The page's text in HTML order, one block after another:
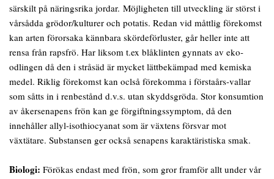
särskilt på näringsrika jordar. Möjligheten till utveckling är störst i
vårsådda grödor/kulturer och potatis. Redan vid måttlig förekomst
kan arten förorsaka kännbara skördeförluster, går heller inte att
rensa från rapsfrö. Har liksom t.ex blåklinten gynnats av eko-
odlingen då den i stråsäd är mycket lättbekämpad med kemiska
medel. Riklig förekomst kan oclså förekomma i förstaårs-vallar
som såtts in i renbestånd d.v.s. utan skyddsgröda. Stor konsumtion
av åkersenapens frön kan ge förgiftningssymptom, då den
innehåller allyl-isothiocyanat som är växtens försvar mot
växtätare. Substansen ger också senapens karaktäristiska smak.
Biologi: Förökas endast med frön, som gror framför allt under vår